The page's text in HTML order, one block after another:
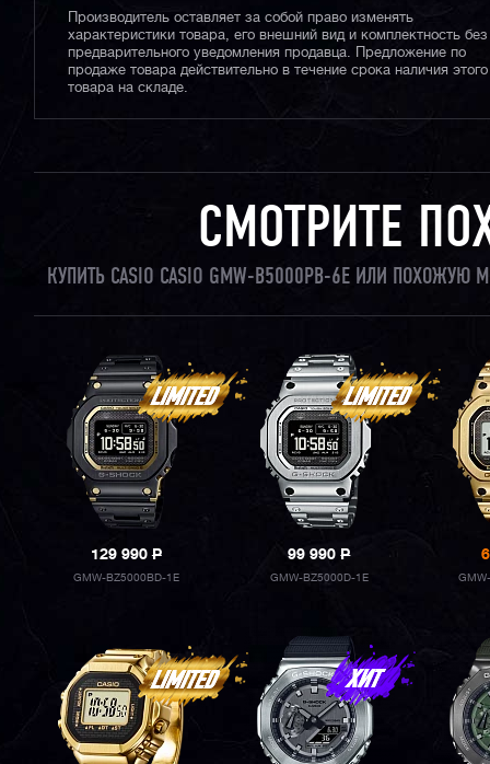
Производитель оставляет за собой право изменять
характеристики товара, его внешний вид и комплектность без
предварительного уведомления продавца. Предложение по
продаже товара действительно в течение срока наличия этого
товара на складе.
СМОТРИТЕ
КУПИТЬ CASIO CASIO GMW-B5000PB-6E ИЛИ
129 990P
GMW-BZ5000BD-1E
99 990P
GMW-BZ5000D-1E